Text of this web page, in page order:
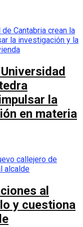
la
en materia
al
y cuestiona